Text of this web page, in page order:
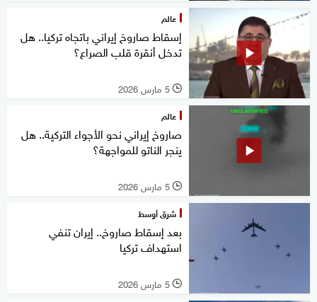
عالم
إسقاط صاروخ إيراني باتجاه تركيا.. هل
تدخل أنقرة قلب الصراع؟
l 5 مارس 2026
عالم
صاروخ إيراني نحو الأجواء التركية.. هل
ينجر الناتو للمواجهة؟
l 5 مارس 2026
شرق أوسط
بعد إسقاط صاروخ.. إيران تنفي
استهداف تركيا
l 5 مارس 2026